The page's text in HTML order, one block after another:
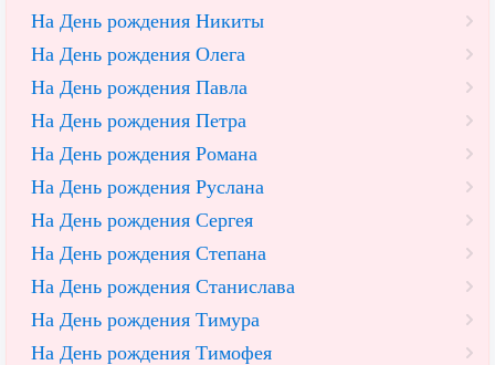
На День рождения Никиты
На День рождения Олега
На День рождения Павла
На День рождения Петра
На День рождения Романа
На День рождения Руслана
На День рождения Сергея
На День рождения Степана
На День рождения Станислава
На День рождения Тимура
На День рождения Тимофея